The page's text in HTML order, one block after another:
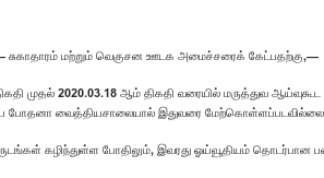
மற்றும் வெகுசன ஊடக அமைச்சரைக் கேட்பதற்கு,—
முதல் 2020.03.18 ஆம் திகதி வரையில் மருத்துவ
போதனா வைத்தியசாலையால் இதுவரை
கழிந்துள்ள போதிலும், இவரது ஓய்வூதியம்